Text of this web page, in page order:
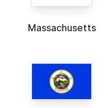
Massachusetts